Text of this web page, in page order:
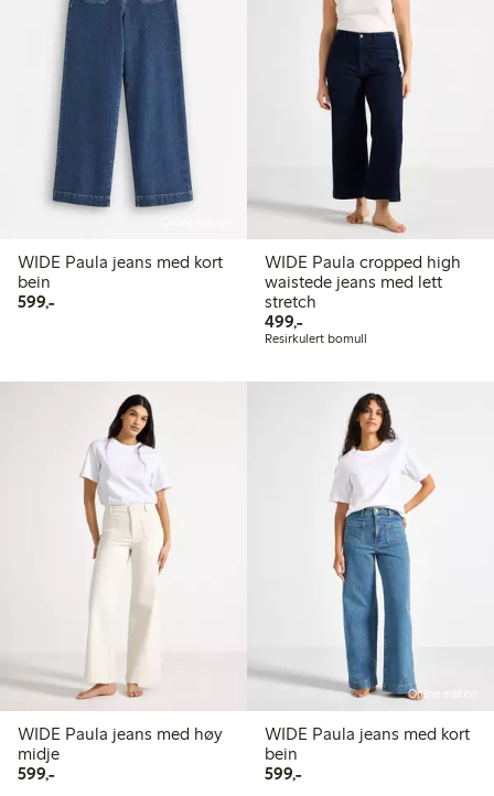
WIDE Paula jeans med kort
bein
599,-599,00 kr
WIDE Paula cropped high
waistede jeans med lett
stretch
499,-499,00 kr
Resirkulert bomull
WIDE Paula jeans med høy
midje
599,-599,00 kr
Online edition
WIDE Paula jeans med kort
bein
599,-599,00 kr